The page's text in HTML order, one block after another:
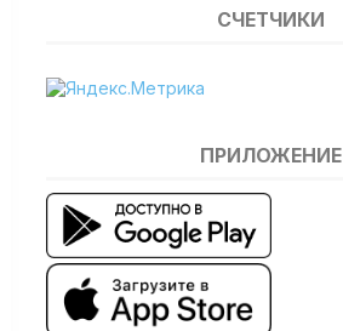
СЧЕТЧИКИ
ПРИЛОЖЕНИЕ